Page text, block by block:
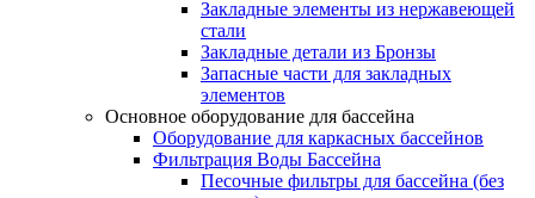
Закладные элементы из нержавеющей
стали
Закладные детали из Бронзы
Запасные части для закладных
элементов
Основное оборудование для бассейна
Оборудование для каркасных бассейнов
Фильтрация Воды Бассейна
Песочные фильтры для бассейна (без